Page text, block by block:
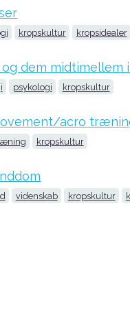
kropskultur kropsidealer
dem midtimellem
psykologi kropskultur
acro
kropskultur
videnskab kropskultur